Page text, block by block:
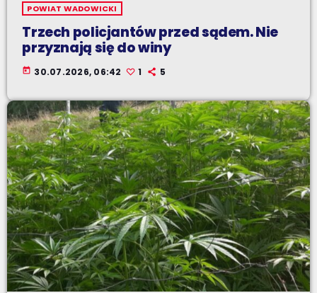
POWIAT WADOWICKI
Trzech policjantów przed sądem. Nie
przyznają się do winy
today 30.07.2026, 06:42 1 5